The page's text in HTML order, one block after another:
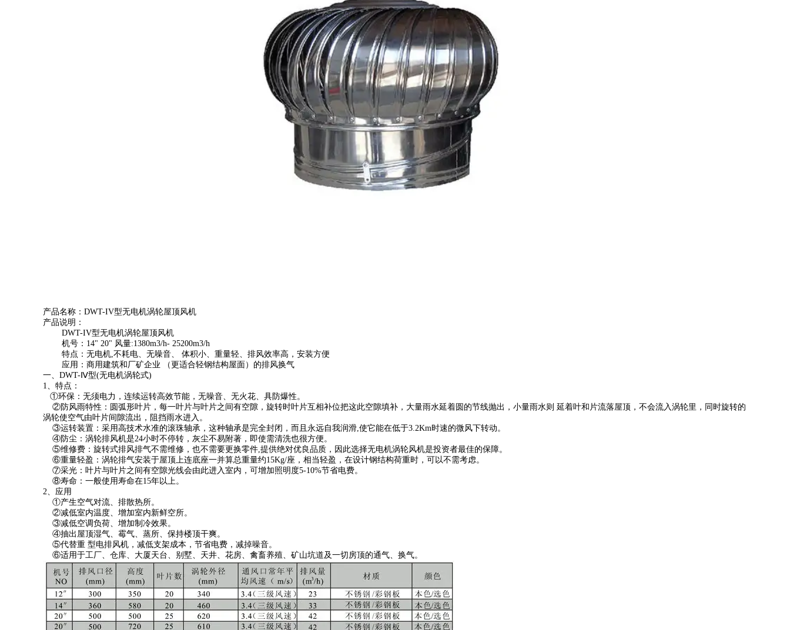
产品名称：DWT-IV型无电机涡轮屋顶风机
产品说明：
DWT-IV型无电机涡轮屋顶风机
机号：14" 20" 风量:1380m3/h- 25200m3/h
特点：无电机,不耗电、无噪音、 体积小、重量轻、排风效率高，安装方便
应用：商用建筑和厂矿企业 （更适合轻钢结构屋面）的排风换气
一、DWT-Ⅳ型(无电机涡轮式)
1、特点：
①环保：无须电力，连续运转高效节能，无噪音、无火花、具防爆性。
②防风雨特性：圆弧形叶片，每一叶片与叶片之间有空隙，旋转时叶片互相补位把这此空隙填补，大量雨水延着圆的节线抛出，小量雨水则 延着叶和片流落屋顶，不会流入涡轮里，同时旋转的
涡轮使空气由叶片间隙流出，阻挡雨水进入。
③运转装置：采用高技术水准的滚珠轴承，这种轴承是完全封闭，而且永远自我润滑,使它能在低于3.2Km时速的微风下转动。
④防尘：涡轮排风机是24小时不停转，灰尘不易附著，即使需清洗也很方便。
⑤维修费：旋转式排风排气不需维修，也不需要更换零件,提供绝对优良品质，因此选择无电机涡轮风机是投资者最佳的保障。
⑥重量轻盈：涡轮排气安装于屋顶上连底座一并算总重量约15Kg/座，相当轻盈，在设计钢结构荷重时，可以不需考虑。
⑦采光：叶片与叶片之间有空隙光线会由此进入室内，可增加照明度5-10%节省电费。
⑧寿命：一般使用寿命在15年以上。
2、应用
①产生空气对流、排散热所。
②减低室内温度、增加室内新鲜空所。
③减低空调负荷、增加制冷效果。
④抽出屋顶湿气、霉气、蒸所、保持楼顶干爽。
⑤代替重 型电排风机，减低支架成本，节省电费，减掉噪音。
⑥适用于工厂、仓库、大厦天台、别墅、天井、花房、禽畜养殖、矿山坑道及一切房顶的通气、换气。